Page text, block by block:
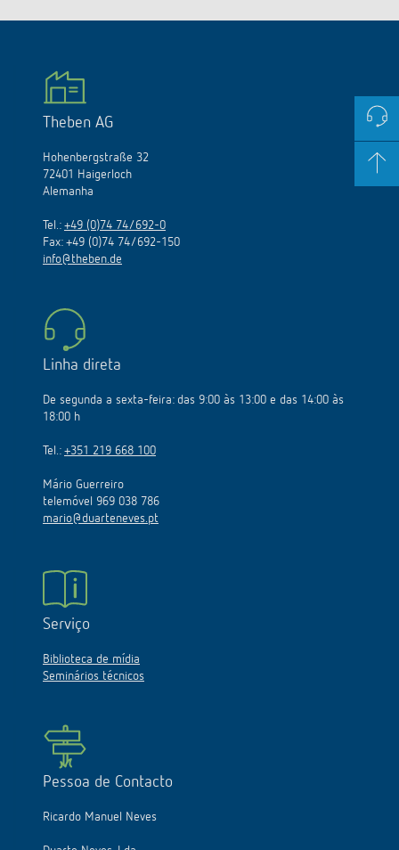
Theben AG
Hohenbergstraße 32
72401 Haigerloch
Alemanha
Tel.: +49 (0)74 74/692-0
Fax: +49 (0)74 74/692-150
info@theben.de
Linha direta
De segunda a sexta-feira: das 9:00 às 13:00 e das 14:00 às
18:00 h
Tel.: +351 219 668 100
Mário Guerreiro
telemóvel 969 038 786
mario@duarteneves.pt
Serviço
Biblioteca de mídia
Seminários técnicos
Pessoa de Contacto
Ricardo Manuel Neves